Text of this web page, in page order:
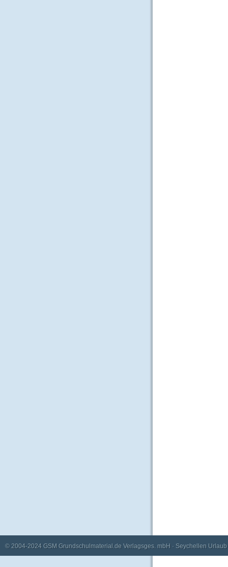
© 2004-2024 GSM Grundschulmaterial.de Verlagsges. mbH · Seychellen Urlaub